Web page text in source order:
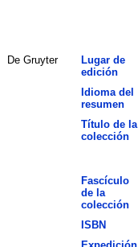
De Gruyter
Lugar de
edición
Idioma del
resumen
Título de la
colección
Fascículo
de la
colección
ISBN